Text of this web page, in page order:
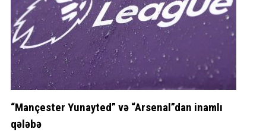
“Mançester Yunayted” və “Arsenal”dan inamlı
qələbə